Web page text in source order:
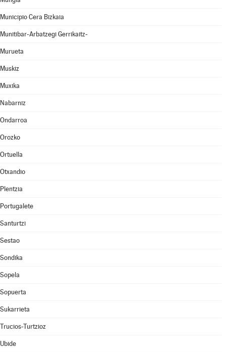
Municipio Cera Bizkaia
Munitibar-Arbatzegi Gerrikaitz-
Murueta
Muskiz
Muxika
Nabarniz
Ondarroa
Orozko
Ortuella
Otxandio
Plentzia
Portugalete
Santurtzi
Sestao
Sondika
Sopela
Sopuerta
Sukarrieta
Trucios-Turtzioz
Ubide